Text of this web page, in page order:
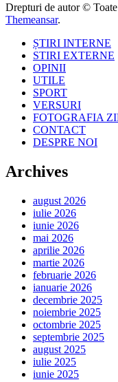
Drepturi de autor ©
Themeansar.
ȘTIRI INTERNE
STIRI EXTERNE
OPINII
UTILE
SPORT
VERSURI
FOTOGRAFIA
CONTACT
DESPRE NOI
Archives
august 2026
iulie 2026
iunie 2026
mai 2026
aprilie 2026
martie 2026
februarie 2026
ianuarie 2026
decembrie 2025
noiembrie 2025
octombrie 2025
septembrie 2025
august 2025
iulie 2025
iunie 2025